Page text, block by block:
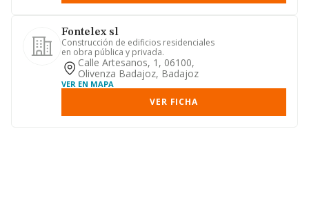
Fontelex sl
Construcción de edificios residenciales
en obra pública y privada.
Calle Artesanos, 1, 06100,
Olivenza Badajoz, Badajoz
VER EN MAPA
VER FICHA